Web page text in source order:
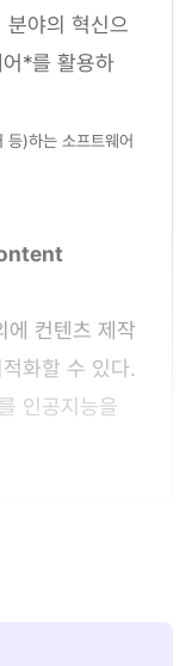
야의 혁신으
*를 활용하
)하는 소프트웨어
에 컨텐츠 제작
화할 수 있다.
인공지능을